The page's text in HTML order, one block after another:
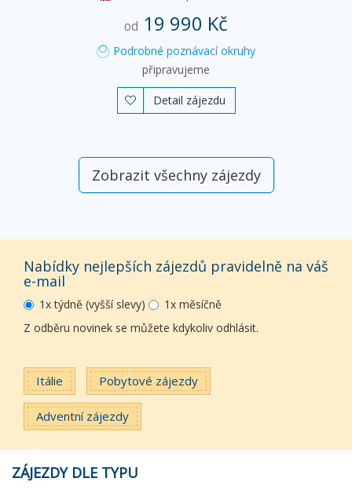
od 19 990 Kč
Podrobné poznávací okruhy
připravujeme
 Detail zájezdu
Zobrazit všechny zájezdy
Nabídky nejlepších zájezdů pravidelně na váš
e-mail
1x týdně (vyšší slevy)
1x měsíčně
Z odběru novinek se můžete kdykoliv odhlásit.
Itálie Pobytové zájezdy
Adventní zájezdy
ZÁJEZDY DLE TYPU